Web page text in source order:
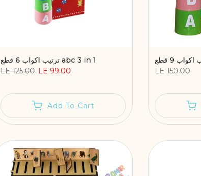
ترتيب اكواب 6 قطع abc 3 in 1
LE 125.00 LE 99.00
Add To Cart
LE 150.00